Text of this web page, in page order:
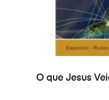
O que Jesus